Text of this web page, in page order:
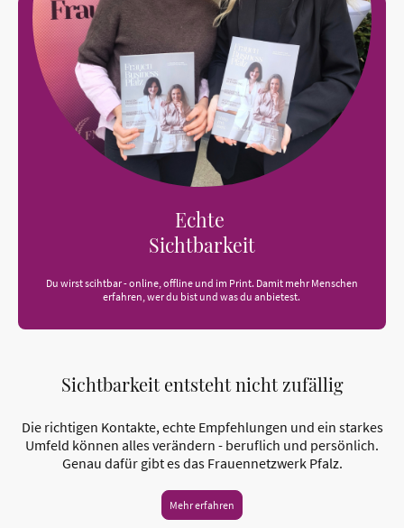
Echte
Sichtbarkeit
Du wirst scihtbar - online, offline und im Print. Damit mehr Menschen
erfahren, wer du bist und was du anbietest.
Sichtbarkeit entsteht nicht zufällig
Die richtigen Kontakte, echte Empfehlungen und ein starkes
Umfeld können alles verändern - beruflich und persönlich.
Genau dafür gibt es das Frauennetzwerk Pfalz.
Mehr erfahren